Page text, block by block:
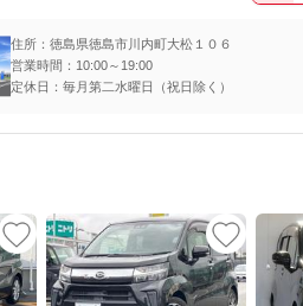
住所：徳島県徳島市川内町大松１０６
営業時間：10:00～19:00
定休日：毎月第二水曜日（祝日除く）